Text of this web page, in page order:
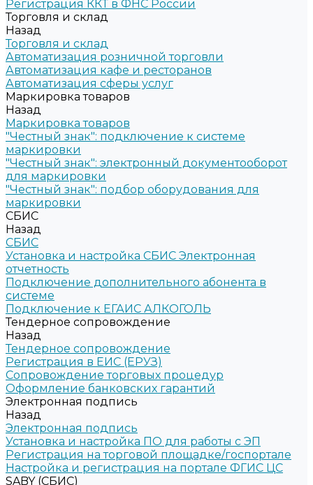
Регистрация ККТ в ФНС России
Торговля и склад
Назад
Торговля и склад
Автоматизация розничной торговли
Автоматизация кафе и ресторанов
Автоматизация сферы услуг
Маркировка товаров
Назад
Маркировка товаров
"Честный знак": подключение к системе
маркировки
"Честный знак": электронный документооборот
для маркировки
"Честный знак": подбор оборудования для
маркировки
СБИС
Назад
СБИС
Установка и настройка СБИС Электронная
отчетность
Подключение дополнительного абонента в
системе
Подключение к ЕГАИС АЛКОГОЛЬ
Тендерное сопровождение
Назад
Тендерное сопровождение
Регистрация в ЕИС (ЕРУЗ)
Сопровождение торговых процедур
Оформление банковских гарантий
Электронная подпись
Назад
Электронная подпись
Установка и настройка ПО для работы с ЭП
Регистрация на торговой площадке/госпортале
Настройка и регистрация на портале ФГИС ЦС
SABY (СБИС)